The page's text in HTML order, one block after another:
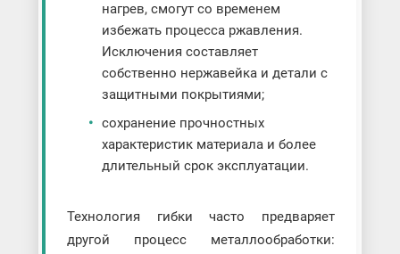
нагрев, смогут со временем
избежать процесса ржавления.
Исключения составляет
собственно нержавейка и детали с
защитными покрытиями;
сохранение прочностных
характеристик материала и более
длительный срок эксплуатации.
Технология гибки часто предваряет
другой процесс металлообработки: